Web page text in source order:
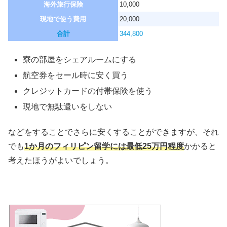
海外旅行保険
10,000
現地で使う費用
20,000
合計
344,800
寮の部屋をシェアルームにする
航空券をセール時に安く買う
クレジットカードの付帯保険を使う
現地で無駄遣いをしない
などをすることでさらに安くすることができますが、それ
でも1か月のフィリピン留学には最低25万円程度かかると
考えたほうがよいでしょう。